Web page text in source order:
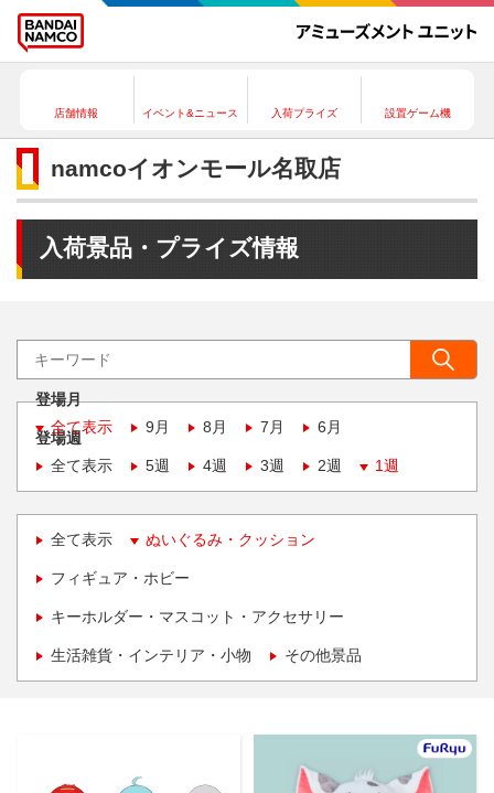
店舗情報 イベント&ニュース 入荷プライズ 設置ゲーム機
namcoイオンモール名取店
入荷景品・プライズ情報
登場月
全て表示
9月 8月 7月 6月
登場週
全て表示
5週 4週 3週 2週 1週
全て表示 ぬいぐるみ・クッション
フィギュア・ホビー
キーホルダー・マスコット・アクセサリー
生活雑貨・インテリア・小物 その他景品